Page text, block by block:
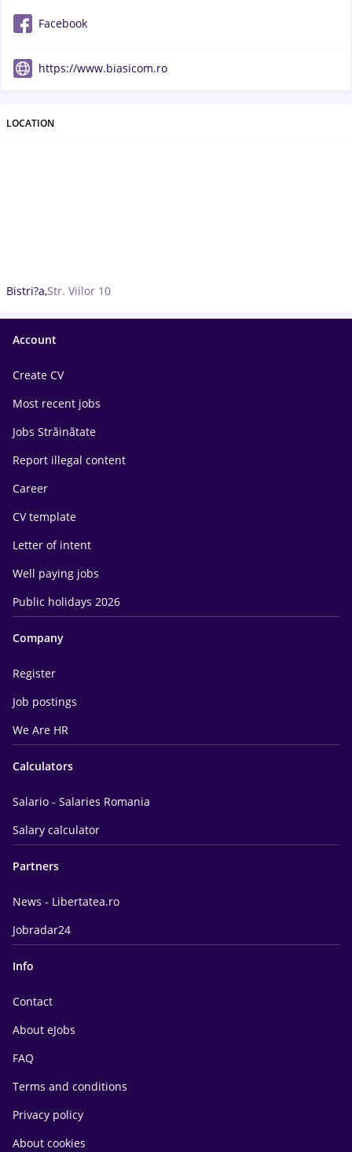
Facebook
https://www.biasicom.ro
LOCATION
Bistri?a,Str. Viilor 10
Account
Create CV
Most recent jobs
Jobs Străinătate
Report illegal content
Career
CV template
Letter of intent
Well paying jobs
Public holidays 2026
Company
Register
Job postings
We Are HR
Calculators
Salario - Salaries Romania
Salary calculator
Partners
News - Libertatea.ro
Jobradar24
Info
Contact
About eJobs
FAQ
Terms and conditions
Privacy policy
About cookies